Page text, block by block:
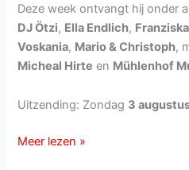
Deze week ontvangt hij onder
DJ Ötzi, Ella Endlich, Franziska
Voskania, Mario & Christoph,
Micheal Hirte en Mühlenhof
Uitzending: Zondag 3
Immer
Meer lezen »